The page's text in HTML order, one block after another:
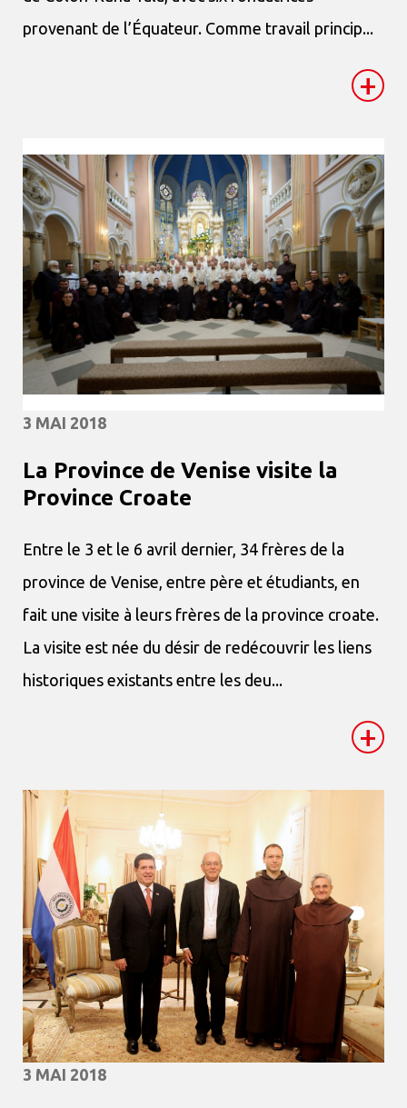
provenant de l’Équateur. Comme travail princip...
+
3 MAI 2018
La Province de Venise visite la
Province Croate
Entre le 3 et le 6 avril dernier, 34 frères de la
province de Venise, entre père et étudiants, en
fait une visite à leurs frères de la province croate.
La visite est née du désir de redécouvrir les liens
historiques existants entre les deu...
+
3 MAI 2018